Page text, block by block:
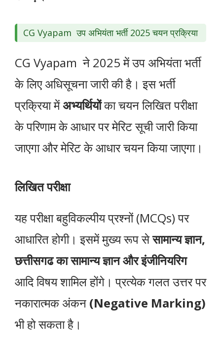
CG Vyapam उप अभियंता भर्ती 2025 चयन प्रक्रिया
CG Vyapam ने 2025 में उप अभियंता भर्ती
के लिए अधिसूचना जारी की है। इस भर्ती
प्रक्रिया मेंअभ्यर्थियोंका चयन लिखित परीक्षा
के परिणाम के आधार पर मेरिट सूची जारी किया
जाएगा और मेरिट के आधार चयन किया जाएगा।
लिखित परीक्षा
यह परीक्षा बहुविकल्पीय प्रश्नों (MCQs) पर
आधारित होगी। इसमें मुख्य रूप सेसामान्य ज्ञान,
छत्तीसगढ का सामान्य ज्ञान और इंजीनियरिग
आदि विषय शामिल होंगे। प्रत्येक गलत उत्तर पर
नकारात्मक अंकन (Negative Marking)
भी हो सकता है।